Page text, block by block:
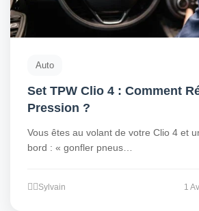
Auto
Set TPW Clio 4 : Comment
Pression ?
Vous êtes au volant de votre Clio 4 et
bord : « gonfler pneus…
Sylvain 1